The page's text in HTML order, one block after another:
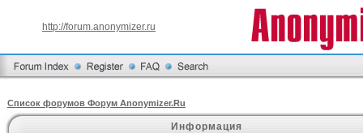
http://forum.anonymizer.ru
Список форумов Форум Anonymizer.Ru
Информация